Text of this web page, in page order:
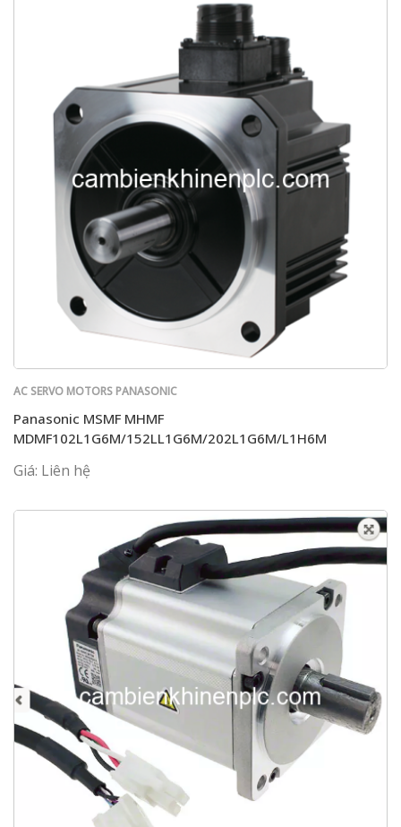
AC SERVO MOTORS PANASONIC
Panasonic MSMF MHMF
MDMF102L1G6M/152LL1G6M/202L1G6M/L1H6M
Giá: Liên hệ